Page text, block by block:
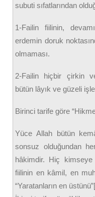
subuti sıfatlarından
1-Failin fiilinin,
erdemin doruk
olmaması.
2-Failin hiçbir çirkin
bütün lâyık ve güzeli
Birinci tarife göre
Yüce Allah bütün
sonsuz olduğundan
hâkimdir. Hiç
fiilinin en kâmil, en
“Yaratanların en